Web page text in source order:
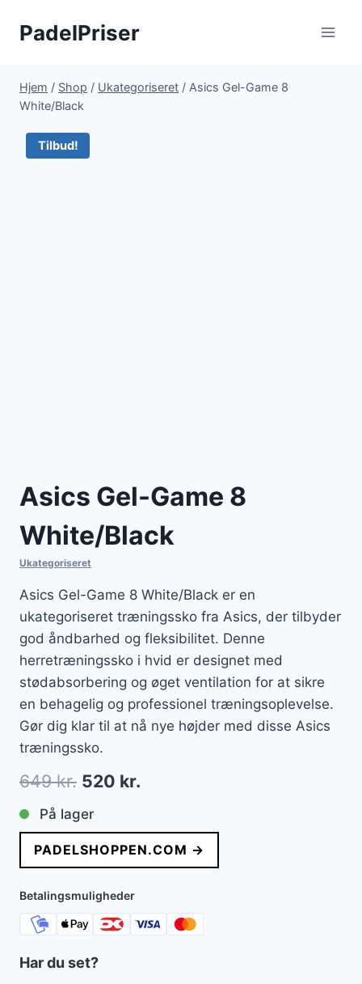
PadelPriser
Hjem / Shop / Ukategoriseret / Asics Gel-Game 8
White/Black
Tilbud!
Asics Gel-Game 8
White/Black
Ukategoriseret
Asics Gel-Game 8 White/Black er en
ukategoriseret træningssko fra Asics, der tilbyder
god åndbarhed og fleksibilitet. Denne
herretræningssko i hvid er designet med
stødabsorbering og øget ventilation for at sikre
en behagelig og professionel træningsoplevelse.
Gør dig klar til at nå nye højder med disse Asics
træningssko.
649kr. Den
oprindelige
pris
var:
649 kr..
520 kr.
pris
er:
På lager
PADELSHOPPEN.COM →
Betalingsmuligheder
Har du set?